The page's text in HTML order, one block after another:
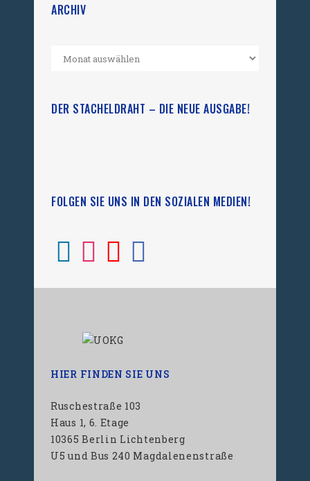
ARCHIV
DER STACHELDRAHT – DIE NEUE AUSGABE!
FOLGEN SIE UNS IN DEN SOZIALEN MEDIEN!
HIER FINDEN SIE UNS
Ruschestraße 103
Haus 1, 6. Etage
10365 Berlin Lichtenberg
U5 und Bus 240 Magdalenenstraße